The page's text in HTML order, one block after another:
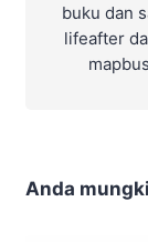
buku dan
lifeafter
Anda